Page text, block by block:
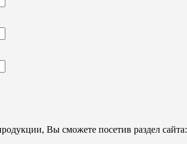
Вы сможете посетив раздел сайта: